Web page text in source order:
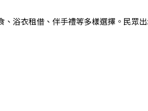
浴衣租借、伴手禮等多樣選擇。民眾